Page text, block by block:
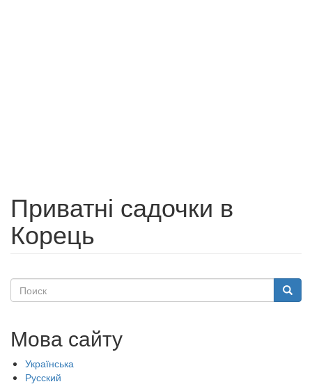
Приватні садочки в
Корець
Поиск Поиск
Мова сайту
Українська
Русский